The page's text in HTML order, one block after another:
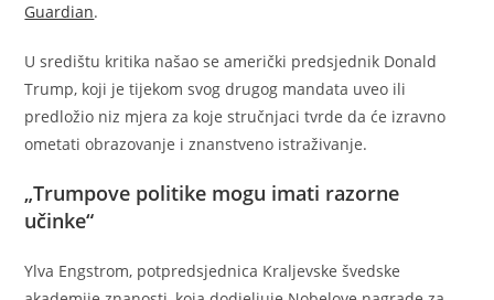
Guardian.
U središtu kritika našao se američki predsjednik Donald
Trump, koji je tijekom svog drugog mandata uveo ili
predložio niz mjera za koje stručnjaci tvrde da će izravno
ometati obrazovanje i znanstveno istraživanje.
„Trumpove politike mogu imati razorne
učinke“
Ylva Engstrom, potpredsjednica Kraljevske švedske